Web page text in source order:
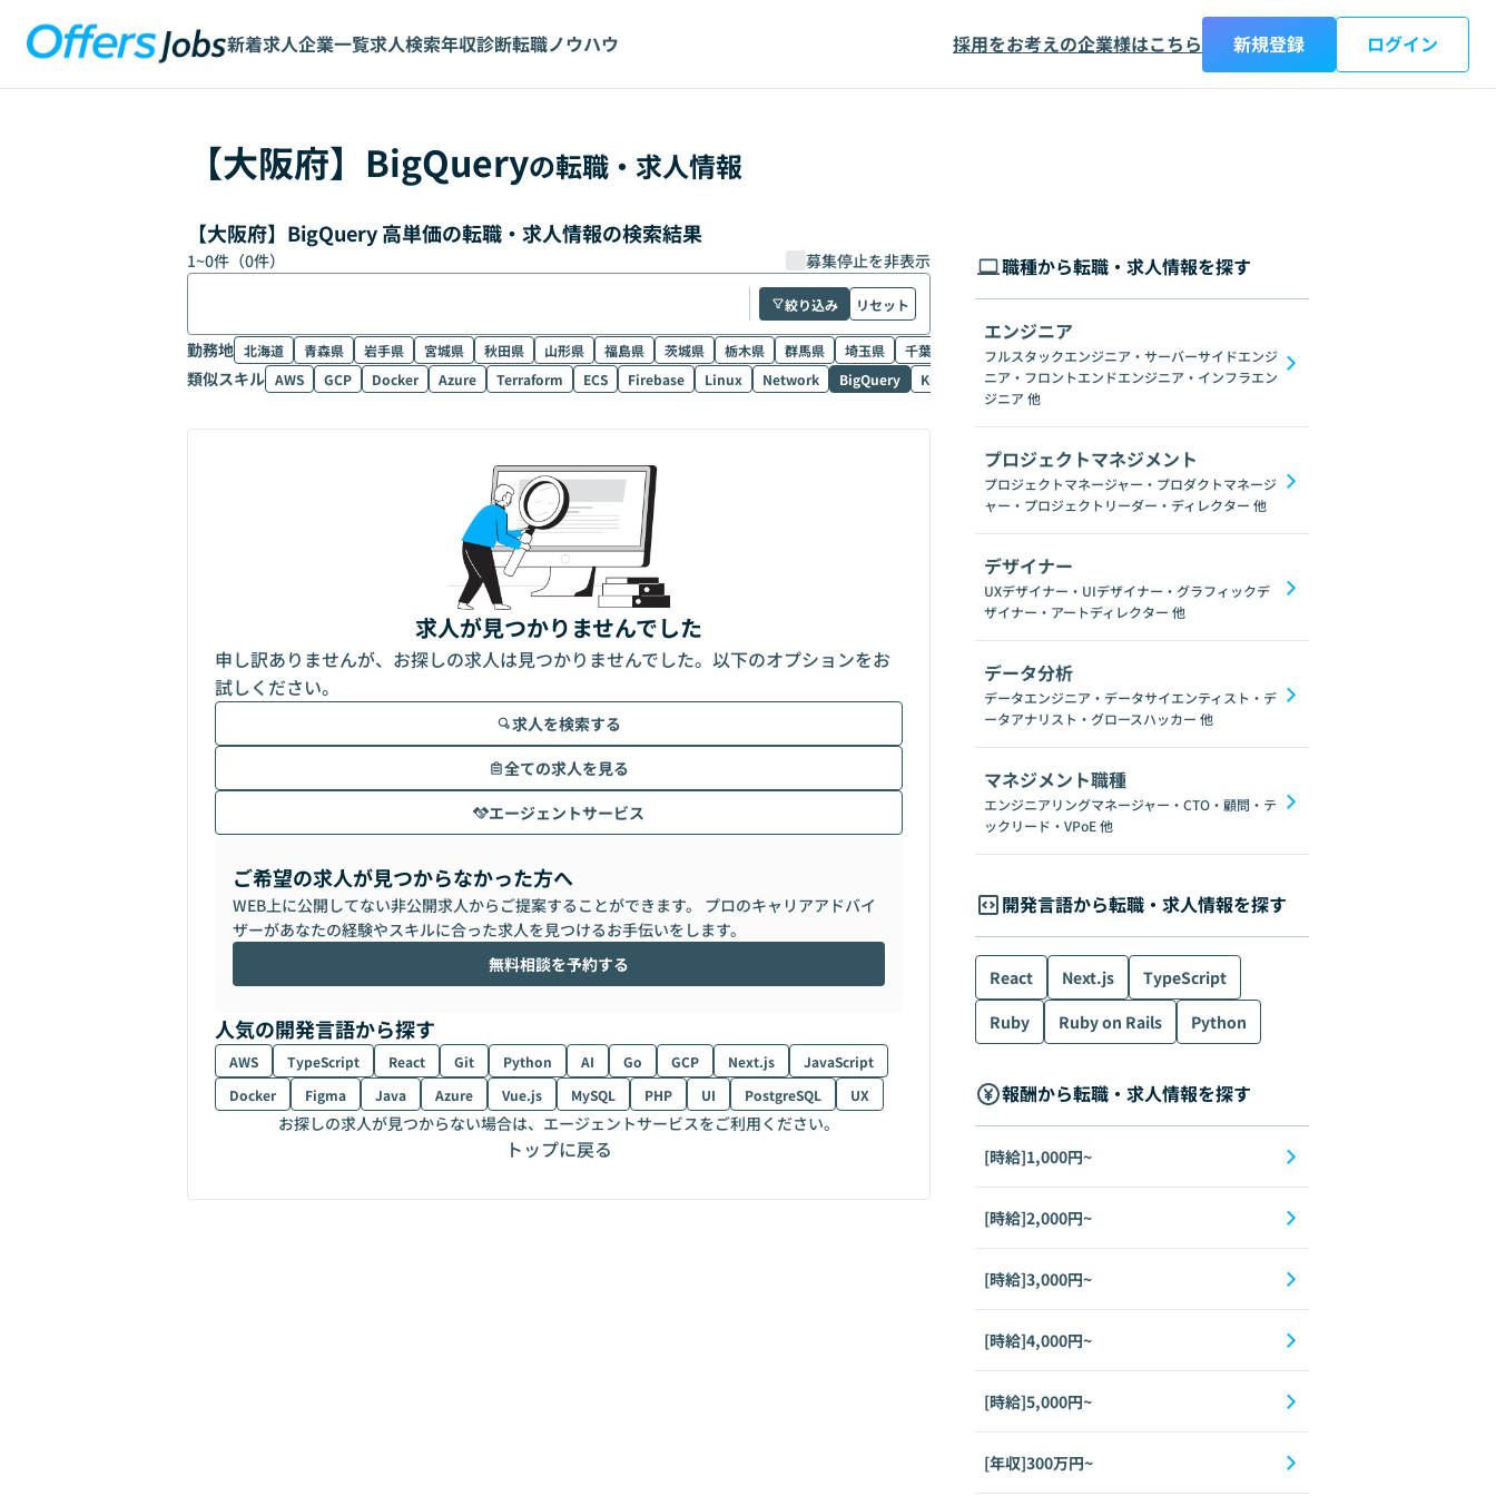
新着求人企業一覧求人検索年収診断転職ノウハウ 採用をお考えの企業様はこちら 新規登録 ログイン
【大阪府】 BigQueryの転職・求人情報
【大阪府】BigQuery 高単価の転職・求人情報の検索結果
1~0件（0件） 募集停止を非表示
絞り込み リセット
勤務地 北海道 青森県 岩手県 宮城県 秋田県 山形県 福島県 茨城県 栃木県 群馬県 埼玉県 千葉県 東京都 神奈川県 新潟県 富山県 石川県
類似スキル AWS GCP Docker Azure Terraform ECS Firebase Linux Network BigQuery Kubernetes Datadog Jenkins Zabbix NGINX
求人が見つかりませんでした
申し訳ありませんが、お探しの求人は見つかりませんでした。以下のオプションをお
試しください。
求人を検索する
全ての求人を見る
エージェントサービス
ご希望の求人が見つからなかった方へ
WEB上に公開してない非公開求人からご提案することができます。 プロのキャリアアドバイ
ザーがあなたの経験やスキルに合った求人を見つけるお手伝いをします。
無料相談を予約する
人気の開発言語から探す
AWS TypeScript React Git Python AI Go GCP Next.js
JavaScript
Docker
Figma Java Azure Vue.js MySQL PHP UI PostgreSQL UX
お探しの求人が見つからない場合は、エージェントサービスをご利用ください。
トップに戻る
職種から転職・求人情報を探す
エンジニア
フルスタックエンジニア・サーバーサイドエンジ
ニア・フロントエンドエンジニア・インフラエン
ジニア 他
プロジェクトマネジメント
プロジェクトマネージャー・プロダクトマネージ
ャー・プロジェクトリーダー・ディレクター 他
デザイナー
UXデザイナー・UIデザイナー・グラフィックデ
ザイナー・アートディレクター 他
データ分析
データエンジニア・データサイエンティスト・デ
ータアナリスト・グロースハッカー 他
マネジメント職種
エンジニアリングマネージャー・CTO・顧問・テ
ックリード・VPoE他
開発言語から転職・求人情報を探す
React Next.js
TypeScript
Ruby
Ruby on Rails Python
報酬から転職・求人情報を探す
[時給]1,000円~
[時給]2,000円~
[時給]3,000円~
[時給]4,000円~
[時給]5,000円~
[年収]300万円~